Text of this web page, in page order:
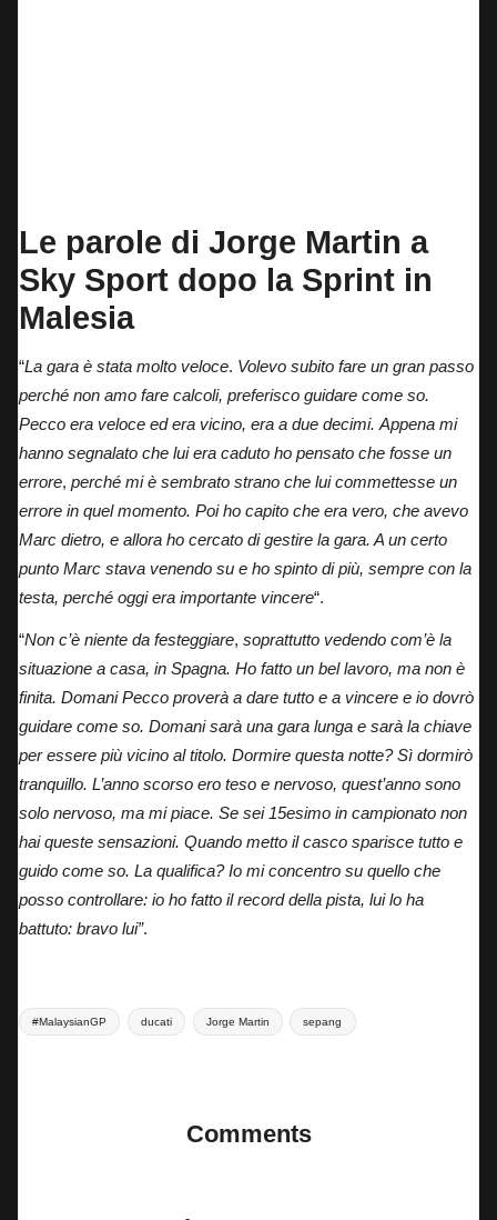
Le parole di Jorge Martin a
Sky Sport dopo la Sprint in
Malesia
“La gara è stata molto veloce. Volevo subito fare un gran passo
perché non amo fare calcoli, preferisco guidare come so.
Pecco era veloce ed era vicino, era a due decimi. Appena mi
hanno segnalato che lui era caduto ho pensato che fosse un
errore, perché mi è sembrato strano che lui commettesse un
errore in quel momento. Poi ho capito che era vero, che avevo
Marc dietro, e allora ho cercato di gestire la gara. A un certo
punto Marc stava venendo su e ho spinto di più, sempre con la
testa, perché oggi era importante vincere“.
“Non c’è niente da festeggiare, soprattutto vedendo com’è la
situazione a casa, in Spagna. Ho fatto un bel lavoro, ma non è
finita. Domani Pecco proverà a dare tutto e a vincere e io dovrò
guidare come so. Domani sarà una gara lunga e sarà la chiave
per essere più vicino al titolo. Dormire questa notte? Sì dormirò
tranquillo. L’anno scorso ero teso e nervoso, quest’anno sono
solo nervoso, ma mi piace. Se sei 15esimo in campionato non
hai queste sensazioni. Quando metto il casco sparisce tutto e
guido come so. La qualifica? Io mi concentro su quello che
posso controllare: io ho fatto il record della pista, lui lo ha
battuto: bravo lui”.
Tags:
#MalaysianGP ducati Jorge Martin sepang
Comments